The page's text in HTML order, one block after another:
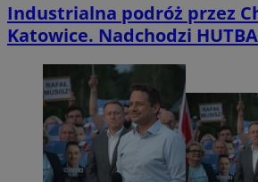
Industrialna podróż przez
Katowice. Nadchodzi